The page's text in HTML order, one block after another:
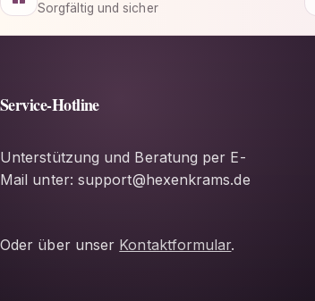
Sorgfältig und sicher
Service-Hotline
Unterstützung und Beratung per E-
Mail unter: support@hexenkrams.de
Oder über unser Kontaktformular.